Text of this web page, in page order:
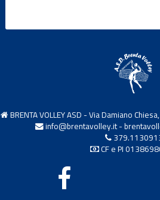
BRENTA VOLLEY ASD - Via Damiano
info@brentavolley.it-
CF e PI